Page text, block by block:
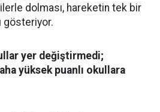
dolması, hareketin tek bir
gösteriyor.
yer değiştirmedi;
yüksek puanlı okullara